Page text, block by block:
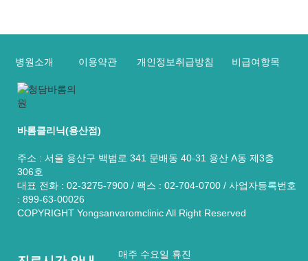
병원소개 이용약관 개인정보취급방침 비급여항목
바롬클리닉(용산점)
주소 : 서울 용산구 백범로 341 문배동 40-31 용산 A동 제3층
306호
대표 전화 : 02-3275-7900 / 팩스 : 02-704-0700 / 사업자등록번호
: 899-63-00026
COPYRIGHT Yongsanvaromclinic All Right Reserved
매주 수요일 휴진